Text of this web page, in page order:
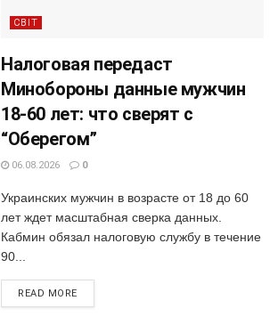
СВІТ
Налоговая передаст
Минобороны данные мужчин
18-60 лет: что сверят с
“Оберегом”
06.08.2026 0
Украинских мужчин в возрасте от 18 до 60
лет ждет масштабная сверка данных.
Кабмин обязал налоговую службу в течение
90...
READ MORE